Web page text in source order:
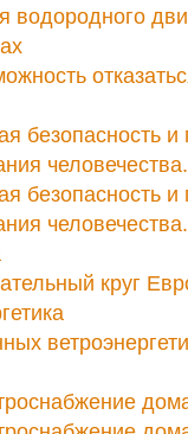
водородного
безопасность
безопасность
круг